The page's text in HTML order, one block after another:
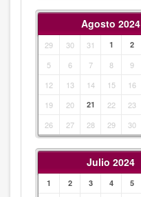
Agosto 2024
29 30 31 1 2
5 6 7 8 9
12
13 14 15 16
19
20 21 22 23
26
27 28 29 30
Julio 2024
1 2 3 4 5